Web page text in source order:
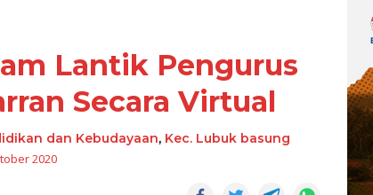
Lantik Pengurus
Secara Virtual
dan Kebudayaan, Kec. Lubuk basung
2020